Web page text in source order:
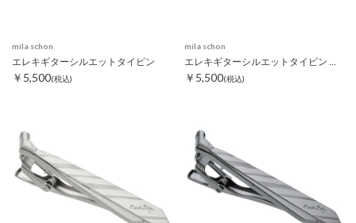
mila schon
エレキギターシルエットタイピン
￥5,500(税込)
mila schon
エレキギターシルエットタイピン ブラック
￥5,500(税込)